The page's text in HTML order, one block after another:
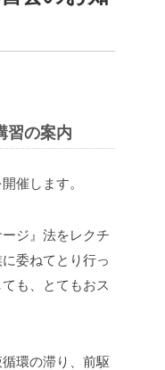
習の案内
催します。
ージ』法をレクチ
委ねてとり行っ
も、とてもおス
環の滞り、前駆